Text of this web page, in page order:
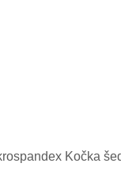
Kočka